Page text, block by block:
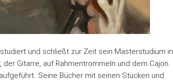
und schließt zur Zeit sein Masterstudium in
Gitarre, auf Rahmentrommeln und dem Cajon.
Seine Bücher mit seinen Stücken und